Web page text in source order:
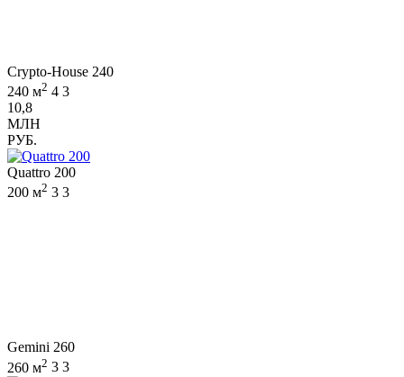
Crypto-House 240
240 м2 4 3
10,8
МЛН
РУБ.
Quattro 200
200 м2 3 3
Gemini 260
260 м2 3 3